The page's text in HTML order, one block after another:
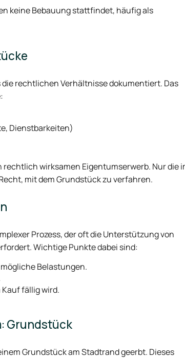
keine Bebauung stattfindet, häufig als
rechtlichen Verhältnisse dokumentiert. Das
Dienstbarkeiten)
wirksamen Eigentumserwerb. Nur die
mit dem Grundstück zu verfahren.
Prozess, der oft die Unterstützung von
Wichtige Punkte dabei sind:
Belastungen.
Kauf fällig wird.
Grundstück
Grundstück am Stadtrand geerbt. Dieses